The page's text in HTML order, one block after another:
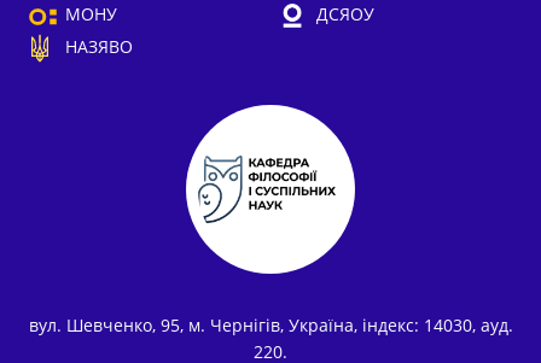
МОНУ
ДСЯОУ
НАЗЯВО
вул. Шевченко, 95, м. Чернігів, Україна, індекс: 14030, ауд.
220.